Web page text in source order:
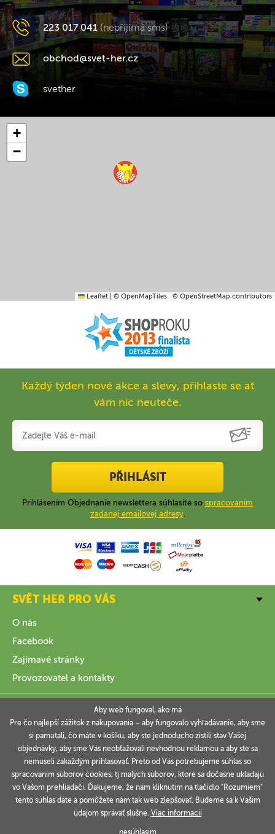
223 017 041 (nepřijímá sms)
obchod@svet-her.cz
svether
+
−
Leaflet © OpenMapTiles © OpenStreetMap contributors
Každý týden nové akce a slevy, přihlaste se ať
vám nic neuteče.
PŘIHLÁSIT
Prihlásením Objednanie newslettera súhlasíte so spracovaním
zadanej emailovej adresy.
SVĚT HER PRO VÁS
O nás
Facebook
Zajímavé stránky
Provozovatel a kontakty
INFORMACE
VAŠE OBJEDNÁVKY
Technicky zajišťujeSimplia.cz.
Aby web fungoval, ako má
Pre čo najlepší zážitok z nakupovania – aby fungovalo vyhľadávanie, aby sme
si pamätali, čo máte v košíku, aby ste jednoducho zistili stav Vašej
objednávky, aby sme Vás neobťažovali nevhodnou reklamou a aby ste sa
nemuseli zakaždým prihlasovať. Preto od Vás potrebujeme súhlas so
spracovaním súborov cookies, tj malých súborov, ktoré sa dočasne ukladajú
vo Vašom prehliadači. Ďakujeme, že nám kliknutím na tlačidlo "Rozumiem"
tento súhlas dáte a pomôžete nám tak web zlepšovať. Budeme sa k Vašim
údajom správať slušne. Viac informacií
nesúhlasím